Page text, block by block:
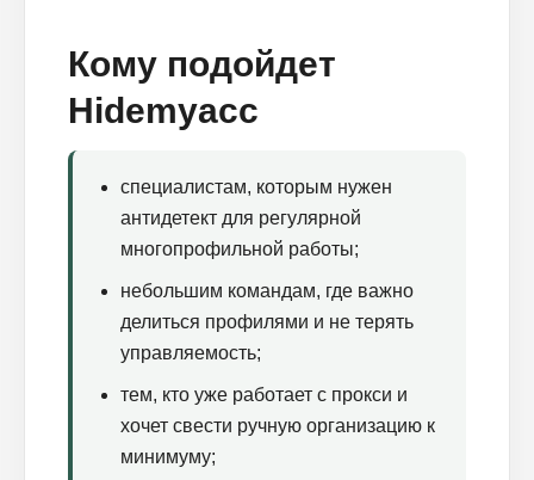
Кому подойдет
Hidemyacc
специалистам, которым нужен
антидетект для регулярной
многопрофильной работы;
небольшим командам, где важно
делиться профилями и не терять
управляемость;
тем, кто уже работает с прокси и
хочет свести ручную организацию к
минимуму;